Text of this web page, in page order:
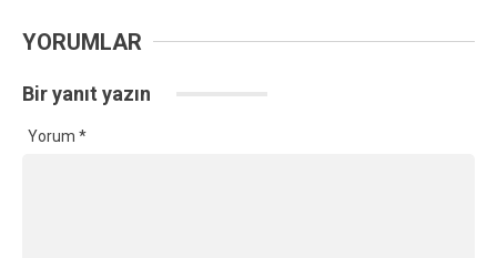
YORUMLAR
Bir yanıt yazın
Yorum *